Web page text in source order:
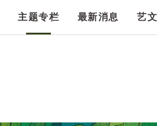
主题专栏 最新消息 艺